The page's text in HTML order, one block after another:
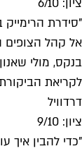
אל קהל הצופים
בנקס, מולי
לקריאת
דרדוויל
ציון: 9/10
"כדי להבין איך